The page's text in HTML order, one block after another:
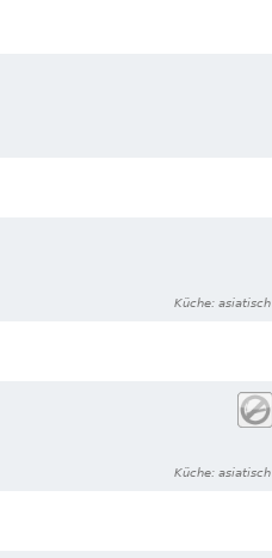
Küche: asiatisch
Küche: asiatisch